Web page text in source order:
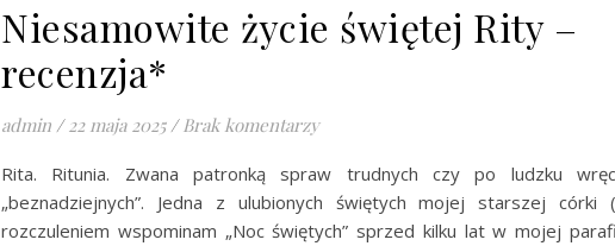
Niesamowite życie świętej Rity –
recenzja*
admin / 22 maja 2025 / Brak komentarzy
Rita. Ritunia. Zwana patronką spraw trudnych czy po ludzku
„beznadziejnych”. Jedna z ulubionych świętych mojej starszej córki
rozczuleniem wspominam „Noc świętych” sprzed kilku lat w mojej